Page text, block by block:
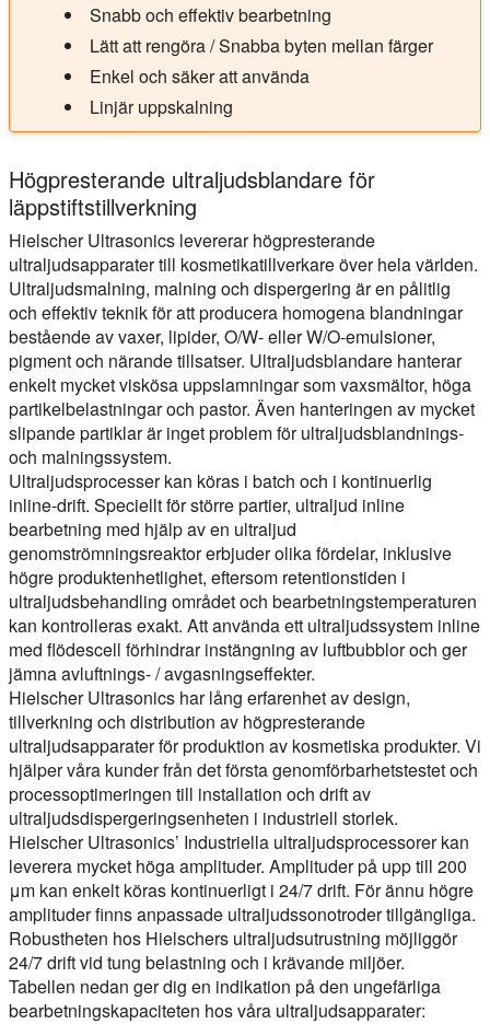
Snabb och effektiv bearbetning
Lätt att rengöra / Snabba byten mellan färger
Enkel och säker att använda
Linjär uppskalning
Högpresterande ultraljudsblandare för
läppstiftstillverkning
Hielscher Ultrasonics levererar högpresterande
ultraljudsapparater till kosmetikatillverkare över hela världen.
Ultraljudsmalning, malning och dispergering är en pålitlig
och effektiv teknik för att producera homogena blandningar
bestående av vaxer, lipider, O/W- eller W/O-emulsioner,
pigment och närande tillsatser. Ultraljudsblandare hanterar
enkelt mycket viskösa uppslamningar som vaxsmältor, höga
partikelbelastningar och pastor. Även hanteringen av mycket
slipande partiklar är inget problem för ultraljudsblandnings-
och malningssystem.
Ultraljudsprocesser kan köras i batch och i kontinuerlig
inline-drift. Speciellt för större partier, ultraljud inline
bearbetning med hjälp av en ultraljud
genomströmningsreaktor erbjuder olika fördelar, inklusive
högre produktenhetlighet, eftersom retentionstiden i
ultraljudsbehandling området och bearbetningstemperaturen
kan kontrolleras exakt. Att använda ett ultraljudssystem inline
med flödescell förhindrar instängning av luftbubblor och ger
jämna avluftnings- / avgasningseffekter.
Hielscher Ultrasonics har lång erfarenhet av design,
tillverkning och distribution av högpresterande
ultraljudsapparater för produktion av kosmetiska produkter. Vi
hjälper våra kunder från det första genomförbarhetstestet och
processoptimeringen till installation och drift av
ultraljudsdispergeringsenheten i industriell storlek.
Hielscher Ultrasonics’ Industriella ultraljudsprocessorer kan
leverera mycket höga amplituder. Amplituder på upp till 200
μm kan enkelt köras kontinuerligt i 24/7 drift. För ännu högre
amplituder finns anpassade ultraljudssonotroder tillgängliga.
Robustheten hos Hielschers ultraljudsutrustning möjliggör
24/7 drift vid tung belastning och i krävande miljöer.
Tabellen nedan ger dig en indikation på den ungefärliga
bearbetningskapaciteten hos våra ultraljudsapparater: